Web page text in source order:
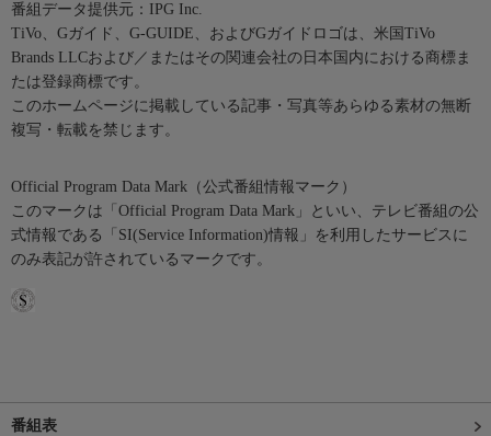
番組データ提供元：IPG Inc.
TiVo、Gガイド、G-GUIDE、およびGガイドロゴは、米国TiVo
Brands LLCおよび／またはその関連会社の日本国内における商標ま
たは登録商標です。
このホームページに掲載している記事・写真等あらゆる素材の無断
複写・転載を禁じます。
Official Program Data Mark（公式番組情報マーク）
このマークは「Official Program Data Mark」といい、テレビ番組の公
式情報である「SI(Service Information)情報」を利用したサービスに
のみ表記が許されているマークです。
番組表